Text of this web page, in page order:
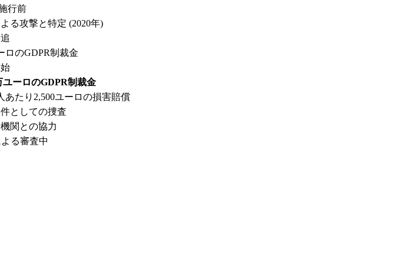
行前
る攻撃と特定 (2020年)
ロのGDPR制裁金
ユーロのGDPR制裁金
あたり2,500ユーロの損害賠償
としての捜査
関との協力
る審査中